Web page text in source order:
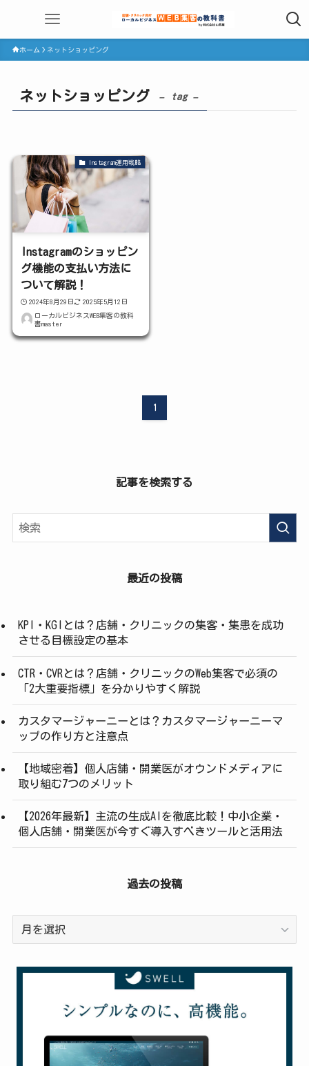
ホーム ネットショッピング
ネットショッピング – tag –
Instagram運用戦略
Instagramのショッピン
グ機能の支払い方法に
ついて解説！
2024年8月29日
2025年5月12日
ローカルビジネスWEB集客の教科
書master
1
記事を検索する
最近の投稿
KPI・KGIとは？店舗・クリニックの集客・集患を成功
させる目標設定の基本
CTR・CVRとは？店舗・クリニックのWeb集客で必須の
「2大重要指標」を分かりやすく解説
カスタマージャーニーとは？カスタマージャーニーマ
ップの作り方と注意点
【地域密着】個人店舗・開業医がオウンドメディアに
取り組む7つのメリット
【2026年最新】主流の生成AIを徹底比較！中小企業・
個人店舗・開業医が今すぐ導入すべきツールと活用法
過去の投稿
投